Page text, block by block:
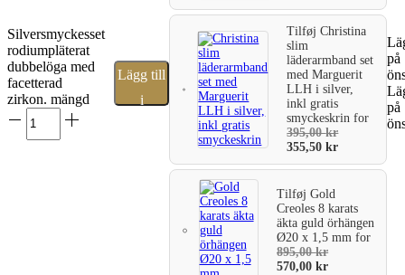
Silversmyckesset
rodiumpläterat
dubbelöga med
facetterad
zirkon. mängd
Lägg till
i
TilføjChristina
slim
läderarmband set
med Marguerit
LLH i silver,
inkl gratis
smyckeskrinfor
395,00kr
355,50kr
TilføjGold
Creoles 8 karats
äkta guld örhängen
Ø20 x 1,5 mmfor
895,00kr
570,00kr
på
på